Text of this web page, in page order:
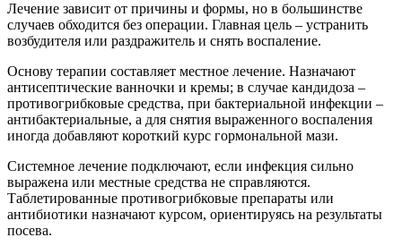
Лечение зависит от причины и формы, но в большинстве
случаев обходится без операции. Главная цель – устранить
возбудителя или раздражитель и снять воспаление.
Основу терапии составляет местное лечение. Назначают
антисептические ванночки и кремы; в случае кандидоза –
противогрибковые средства, при бактериальной инфекции –
антибактериальные, а для снятия выраженного воспаления
иногда добавляют короткий курс гормональной мази.
Системное лечение подключают, если инфекция сильно
выражена или местные средства не справляются.
Таблетированные противогрибковые препараты или
антибиотики назначают курсом, ориентируясь на результаты
посева.